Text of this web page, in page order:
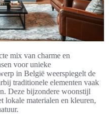
mix van charme en
voor unieke
in België weerspiegelt de
traditionele elementen vaak
Deze bijzondere woonstijl
lokale materialen en kleuren,